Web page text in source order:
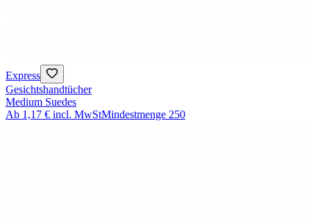
Express
Gesichtshandtücher
Medium Suedes
Ab 1,17 € incl. MwStMindestmenge 250